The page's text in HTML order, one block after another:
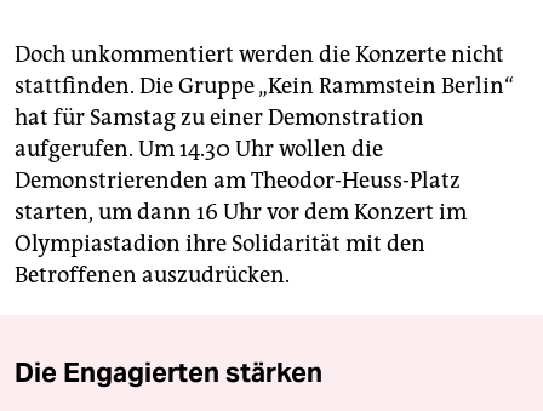
Doch unkommentiert werden die Konzerte nicht
stattfinden. Die Gruppe „Kein Rammstein Berlin“
hat für Samstag zu einer Demonstration
aufgerufen. Um 14.30 Uhr wollen die
Demonstrierenden am Theodor-Heuss-Platz
starten, um dann 16 Uhr vor dem Konzert im
Olympiastadion ihre Solidarität mit den
Betroffenen auszudrücken.
Die Engagierten stärken